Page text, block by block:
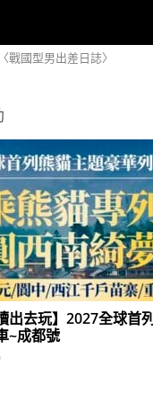
戰國型男出差日誌〉
出去玩】2027全球首
~成都號